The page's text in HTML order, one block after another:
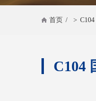
首页 / >
C104